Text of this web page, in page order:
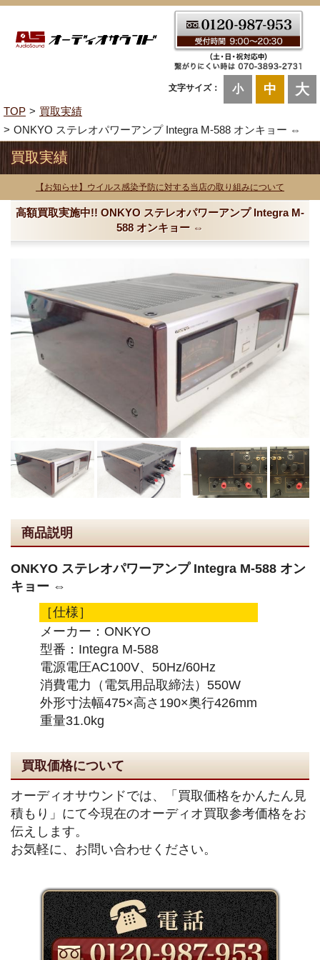
文字サイズ： 小 中 大
TOP
買取実績
ONKYO ステレオパワーアンプ Integra M-588 オンキョー ⇔
買取実績
【お知らせ】ウイルス感染予防に対する当店の取り組みについて
高額買取実施中!! ONKYO ステレオパワーアンプ Integra M-
588 オンキョー ⇔
商品説明
ONKYO ステレオパワーアンプ Integra M-588 オン
キョー ⇔
［仕様］
メーカー：ONKYO
型番：Integra M-588
電源電圧AC100V、50Hz/60Hz
消費電力（電気用品取締法）550W
外形寸法幅475×高さ190×奥行426mm
重量31.0kg
買取価格について
オーディオサウンドでは、「買取価格をかんたん見
積もり」にて今現在のオーディオ買取参考価格をお
伝えします。
お気軽に、お問い合わせください。